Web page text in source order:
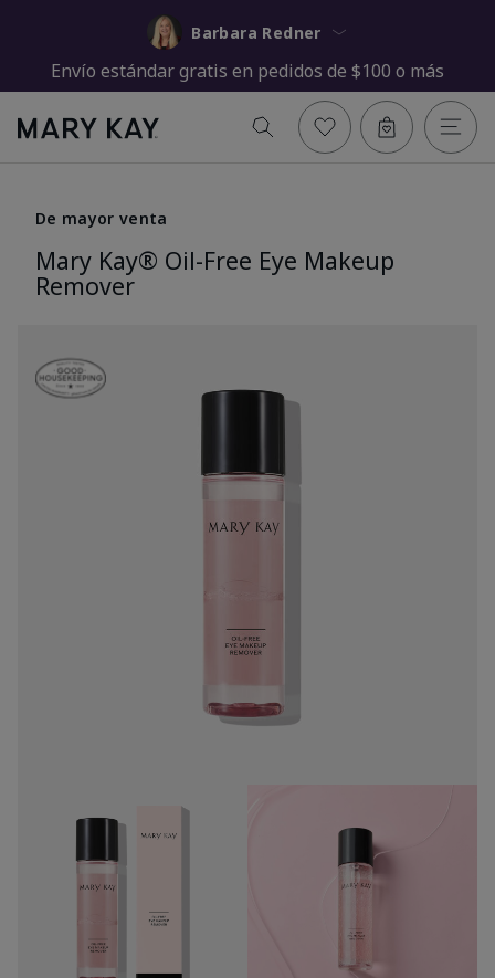
Barbara Redner
Envío estándar gratis en pedidos de $100 o más
De mayor venta
Mary Kay® Oil-Free Eye Makeup
Remover